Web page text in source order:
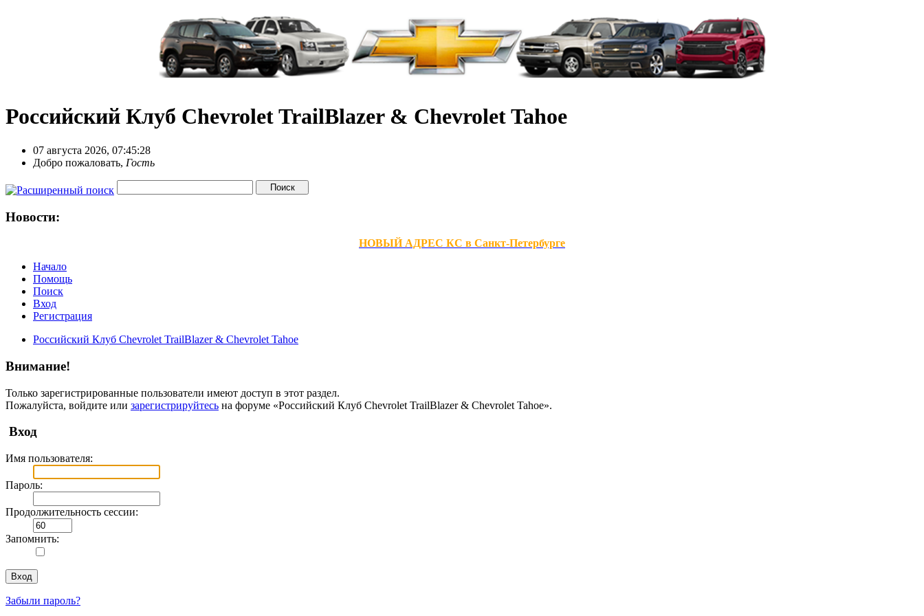
Российский Клуб Chevrolet TrailBlazer & Chevrolet Tahoe
07 августа 2026, 07:45:28
Добро пожаловать, Гость
Новости:
НОВЫЙ АДРЕС КС в Санкт-Петербурге
Начало
Помощь
Поиск
Вход
Регистрация
Российский Клуб Chevrolet TrailBlazer & Chevrolet Tahoe
Внимание!
Только зарегистрированные пользователи имеют доступ в этот раздел.
Пожалуйста, войдите или зарегистрируйтесь на форуме «Российский Клуб Chevrolet TrailBlazer & Chevrolet Tahoe».
Вход
Имя пользователя:
Пароль:
Продолжительность сессии:
Запомнить:
Забыли пароль?